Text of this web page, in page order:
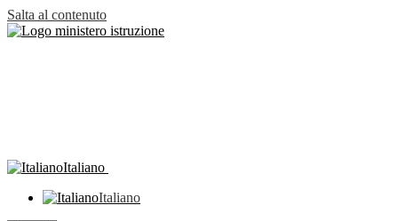
Salta al contenuto
Italiano
Italiano